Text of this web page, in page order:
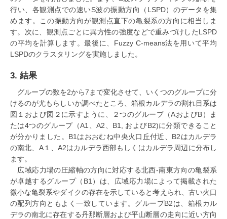
行い、各観測点での速いS波の振動方向（LSPD）のデータを集
めます。この振動方向が観測点直下の亀裂系の方向に相当しま
す。次に、観測点ごとに異方性の強度などで重みづけしたLSPD
の平均を計算します。最後に、Fuzzy C-means法を用いて平均
LSPDのクラスタリングを実施しました。
3. 結果
グループの数を2から7まで変化させて、いくつのグループに分
けるのが尤もらしいか調べたところ、箱根カルデラの割れ目系は
図１および図２に示すように、２つのグループ（AおよびB）ま
たは4つのグループ（A1、A2、B1, およびB2)に分類できること
が分かりました。B1はおおむね中央火口丘付近、B2はカルデラ
の南北、A１、A2はカルデラ西部もしくはカルデラ周辺に分布し
ます。
広域応力場の圧縮軸の方向に対応する北西-南東方向の亀裂系
が卓越するグループ（B1）は、広域応力場によって掲載された
微小な亀裂系やダイクの存在を示していると考えられ、古い火口
の配列方向ともよく一致しています。グループB2は、箱根カル
デラの南北に存在する丹那断層および平山断層の走向に近い方向